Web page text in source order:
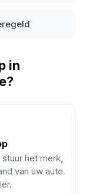
in
het merk,
van uw auto